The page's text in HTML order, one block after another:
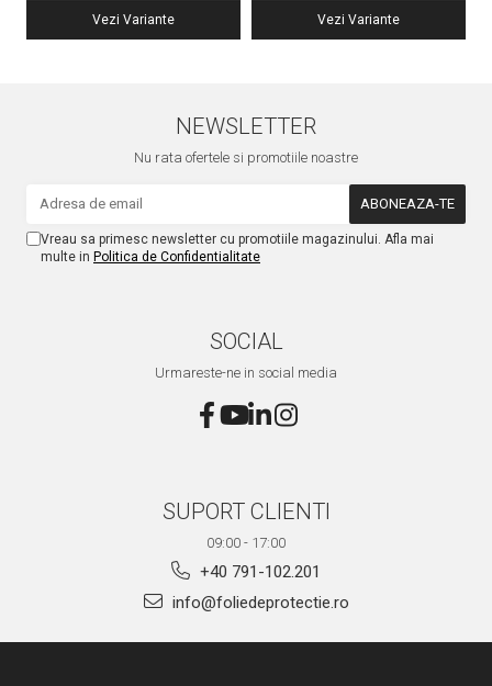
Vezi Variante Vezi Variante
NEWSLETTER
Nu rata ofertele si promotiile noastre
Vreau sa primesc newsletter cu promotiile magazinului. Afla mai
multe in Politica de Confidentialitate
SOCIAL
Urmareste-ne in social media
SUPORT CLIENTI
09:00 - 17:00
+40 791-102.201
info@foliedeprotectie.ro